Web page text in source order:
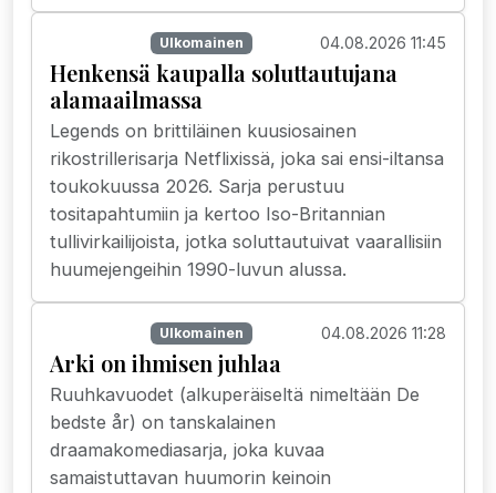
Ulkomainen 04.08.2026 11:45
Henkensä kaupalla soluttautujana
alamaailmassa
Legends on brittiläinen kuusiosainen
rikostrillerisarja Netflixissä, joka sai ensi-iltansa
toukokuussa 2026. Sarja perustuu
tositapahtumiin ja kertoo Iso-Britannian
tullivirkailijoista, jotka soluttautuivat vaarallisiin
huumejengeihin 1990-luvun alussa.
Ulkomainen 04.08.2026 11:28
Arki on ihmisen juhlaa
Ruuhkavuodet (alkuperäiseltä nimeltään De
bedste år) on tanskalainen
draamakomediasarja, joka kuvaa
samaistuttavan huumorin keinoin